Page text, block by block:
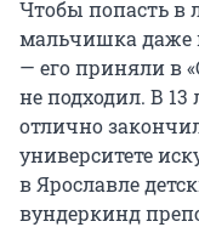
Чтобы попасть в
мальчишка даже
— его приняли в
не подходил. В
отлично
университете
в Ярославле
вундеркинд